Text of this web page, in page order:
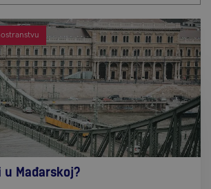
Mađarskoj?